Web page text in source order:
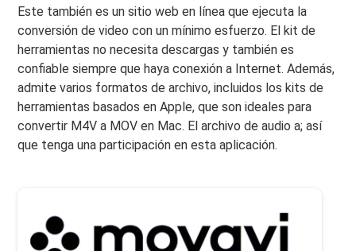
Este también es un sitio web en línea que ejecuta la
conversión de video con un mínimo esfuerzo. El kit de
herramientas no necesita descargas y también es
confiable siempre que haya conexión a Internet. Además,
admite varios formatos de archivo, incluidos los kits de
herramientas basados ​​en Apple, que son ideales para
convertir M4V a MOV en Mac. El archivo de audio a; así
que tenga una participación en esta aplicación.